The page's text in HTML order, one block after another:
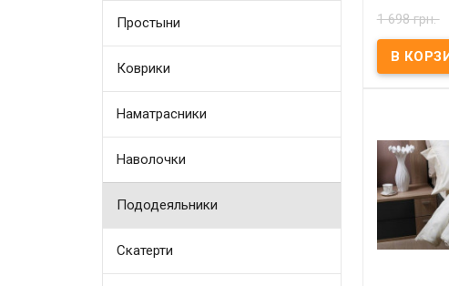
Простыни
Коврики
Наматрасники
Наволочки
Пододеяльники
Скатерти
Marco
Pearl
В
Ткань:
Marco
1 698 грн.